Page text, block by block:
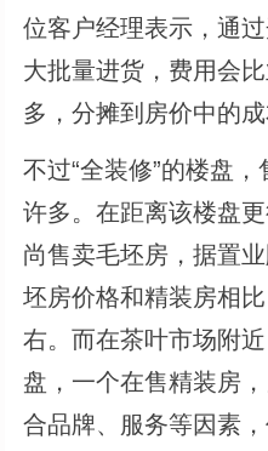
位客户经理表示，通
大批量进货，费用会
多，分摊到房价中的成
不过“全装修”的楼盘
许多。在距离该楼盘
尚售卖毛坯房，据置
坯房价格和精装房相
右。而在茶叶市场附
盘，一个在售精装房
合品牌、服务等因素